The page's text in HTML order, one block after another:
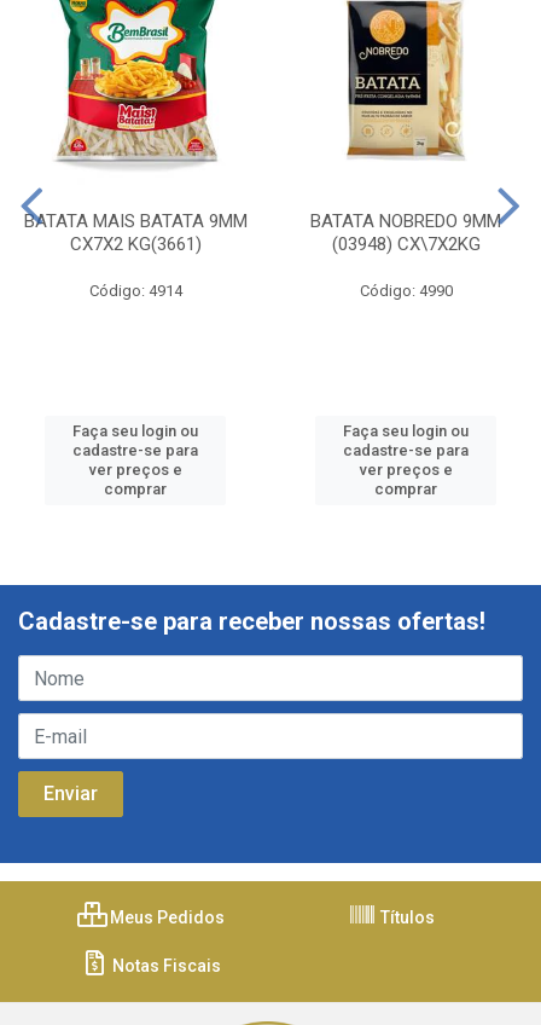
BATATA MAIS BATATA 9MM
CX7X2 KG(3661)
Código: 4914
Faça seu login ou
cadastre-se para
ver preços e
comprar
BATATA NOBREDO 9MM
(03948) CX\7X2KG
Código: 4990
Faça seu login ou
cadastre-se para
ver preços e
comprar
Cadastre-se para receber nossas ofertas!
Meus Pedidos Títulos
Notas Fiscais